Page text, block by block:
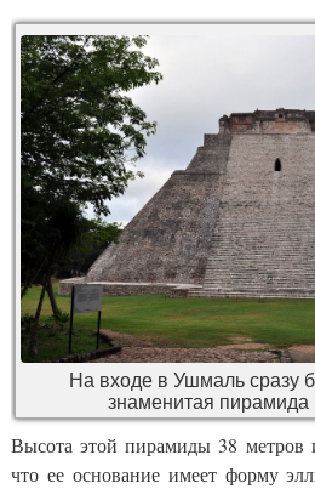
На входе в Ушмаль сразу
знаменитая
Высота этой пирамиды 38 метров
что ее основание имеет форму